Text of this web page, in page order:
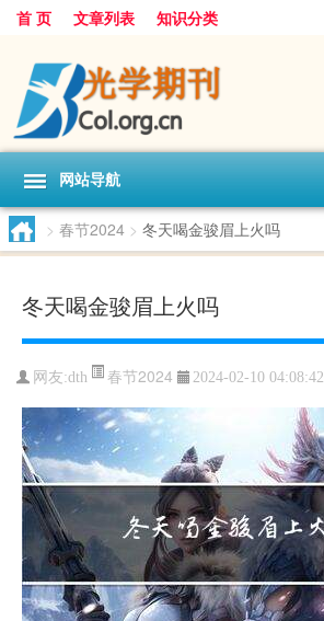
首 页 文章列表 知识分类
网站导航
> 春节2024 > 冬天喝金骏眉上火吗
冬天喝金骏眉上火吗
网友:dth 春节2024 2024-02-10 04:08:42